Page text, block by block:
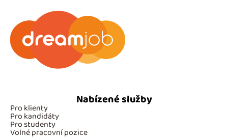
Nabízené služby
Pro klienty
Pro kandidáty
Pro studenty
Volné pracovní pozice